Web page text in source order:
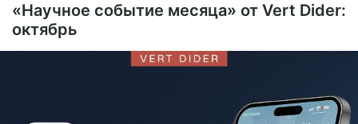
«Научное событие месяца» от Vert Dider:
октябрь